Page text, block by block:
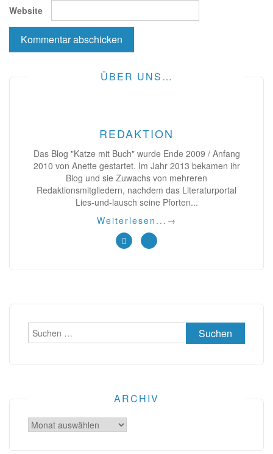
Website
ÜBER UNS…
REDAKTION
Das Blog "Katze mit Buch" wurde Ende 2009 / Anfang
2010 von Anette gestartet. Im Jahr 2013 bekamen ihr
Blog und sie Zuwachs von mehreren
Redaktionsmitgliedern, nachdem das Literaturportal
Lies-und-lausch seine Pforten...
Weiterlesen... →
Suchen
nach:
ARCHIV
Archiv